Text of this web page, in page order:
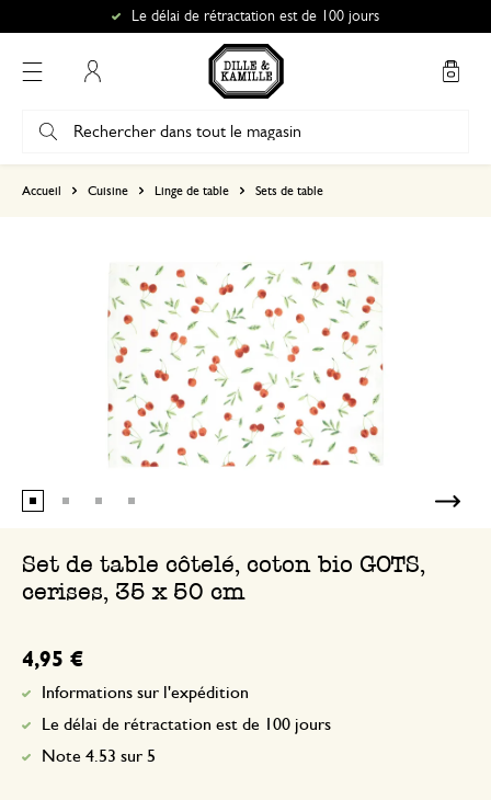
Le délai de rétractation est de 100 jours
Accueil Cuisine Linge de table Sets de table
Set de table côtelé, coton bio GOTS,
cerises, 35 x 50 cm
4,95 €
Informations sur l'expédition
Le délai de rétractation est de 100 jours
Note 4.53 sur 5